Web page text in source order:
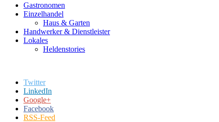
Gastronomen
Einzelhandel
Haus & Garten
Handwerker & Dienstleister
Lokales
Heldenstories
Twitter
LinkedIn
Google+
Facebook
RSS-Feed